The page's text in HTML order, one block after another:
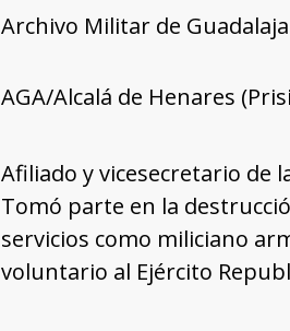
Archivo Militar de
AGA/Alcalá de Henares
Afiliado y vicesecretario de
Tomó parte en la
servicios como miliciano
voluntario al Ejército